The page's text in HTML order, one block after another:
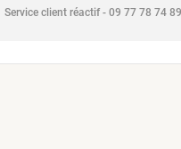
Service client réactif - 09 77 78 74 89